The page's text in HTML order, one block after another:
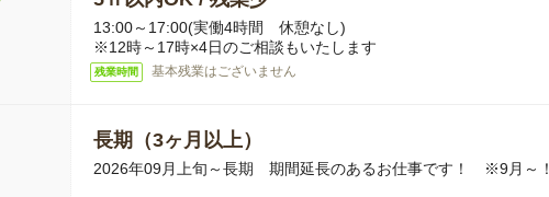
13:00～17:00(実働4時間 休憩なし)
※12時～17時×4日のご相談もいたします
残業時間 基本残業はございません
長期（3ヶ月以上）
2026年09月上旬～長期 期間延長のあるお仕事です！ ※9月～！